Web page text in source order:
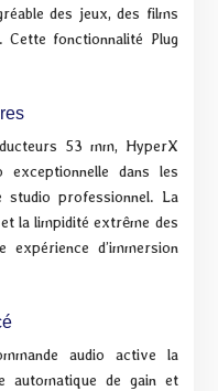
des jeux, des films
Cette fonctionnalité Plug
53 mm, HyperX
dans les
studio professionnel. La
la limpidité extrême des
d’immersion
audio active la
automatique de gain et